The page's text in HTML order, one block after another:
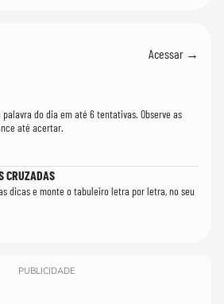
Acessar →
palavra do dia em até 6 tentativas. Observe as
até acertar.
CRUZADAS
dicas e monte o tabuleiro letra por letra, no seu
PUBLICIDADE